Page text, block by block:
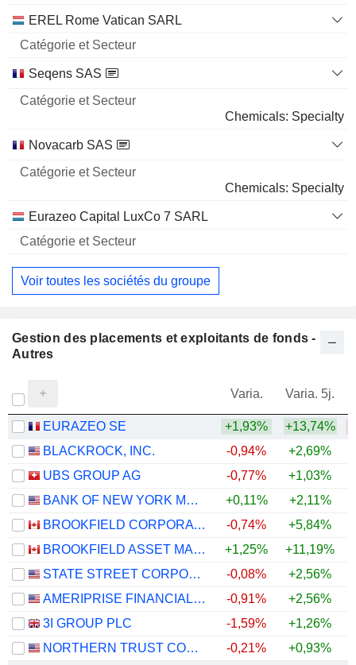
EREL Rome Vatican SARL
Seqens SAS
Chemicals: Specialty
Novacarb SAS
Chemicals: Specialty
Eurazeo Capital LuxCo 7 SARL
Voir toutes les sociétés du groupe
Gestion des placements et exploitants de fonds -
Autres
Varia. Varia. 5j.
EURAZEO SE +1,93% +13,74%
BLACKROCK, INC.
-0,94% +2,69%
UBS GROUP AG
-0,77% +1,03%
BANK OF NEW YORK MELLON CORPORATION (THE)
+0,11% +2,11%
BROOKFIELD CORPORATION
-0,74% +5,84%
BROOKFIELD ASSET MANAGEMENT LTD.
+1,25% +11,19%
STATE STREET CORPORATION
-0,08% +2,56%
AMERIPRISE FINANCIAL, INC.
-0,91% +2,56%
3I GROUP PLC
-1,59% +1,26%
NORTHERN TRUST CORPORATION
-0,21% +0,93%